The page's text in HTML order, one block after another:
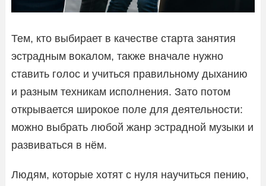
Тем, кто выбирает в качестве старта занятия
эстрадным вокалом, также вначале нужно
ставить голос и учиться правильному дыханию
и разным техникам исполнения. Зато потом
открывается широкое поле для деятельности:
можно выбрать любой жанр эстрадной музыки и
развиваться в нём.
Людям, которые хотят с нуля научиться пению,